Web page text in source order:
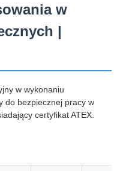
w
|
w wykonaniu
do bezpiecznej pracy w
certyfikat ATEX.